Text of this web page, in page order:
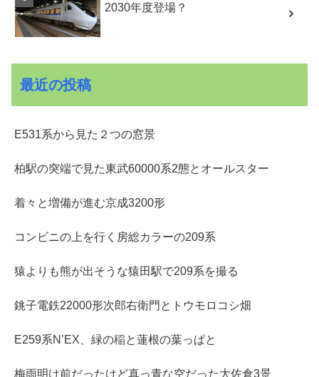
2030年度登場？
最近の投稿
E531系から見た２つの窓景
柏駅の突端で見た東武60000系2態とオールスター
着々と増備が進む京成3200形
コンビニの上を行く房総カラーの209系
猿よりも熊が出そうな猿田駅で209系を撮る
銚子電鉄22000形次郎右衛門とトウモロコシ畑
E259系N’EX、緑の稲と蓮根の葉っぱと
梅雨明け前だったけど真っ青な空だった大佐倉3景